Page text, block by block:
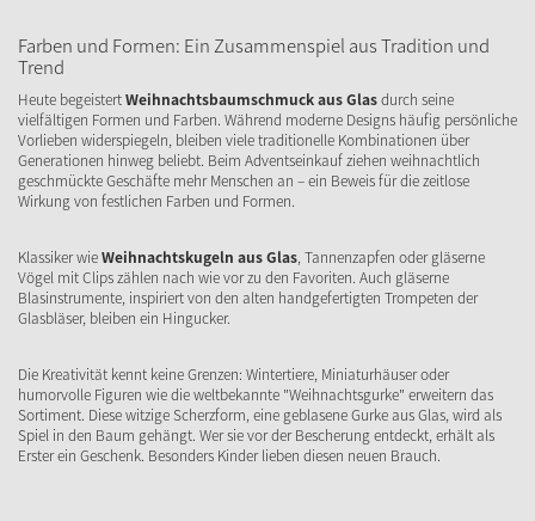
Farben und Formen: Ein Zusammenspiel aus Tradition und
Trend
Heute begeistertWeihnachtsbaumschmuck aus Glasdurch seine
vielfältigen Formen und Farben. Während moderne Designs häufig persönliche
Vorlieben widerspiegeln, bleiben viele traditionelle Kombinationen über
Generationen hinweg beliebt. Beim Adventseinkauf ziehen weihnachtlich
geschmückte Geschäfte mehr Menschen an – ein Beweis für die zeitlose
Wirkung von festlichen Farben und Formen.
Klassiker wieWeihnachtskugeln aus Glas, Tannenzapfen oder gläserne
Vögel mit Clips zählen nach wie vor zu den Favoriten. Auch gläserne
Blasinstrumente, inspiriert von den alten handgefertigten Trompeten der
Glasbläser, bleiben ein Hingucker.
Die Kreativität kennt keine Grenzen: Wintertiere, Miniaturhäuser oder
humorvolle Figuren wie die weltbekannte "Weihnachtsgurke" erweitern das
Sortiment. Diese witzige Scherzform, eine geblasene Gurke aus Glas, wird als
Spiel in den Baum gehängt. Wer sie vor der Bescherung entdeckt, erhält als
Erster ein Geschenk. Besonders Kinder lieben diesen neuen Brauch.